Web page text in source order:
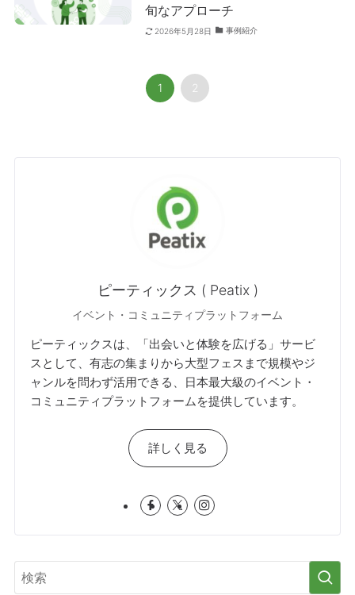
旬なアプローチ
2026年5月28日 事例紹介
1 2
ピーティックス ( Peatix )
イベント・コミュニティプラットフォーム
ピーティックスは、「出会いと体験を広げる」サービ
スとして、有志の集まりから大型フェスまで規模やジ
ャンルを問わず活用できる、日本最大級のイベント・
コミュニティプラットフォームを提供しています。
詳しく見る